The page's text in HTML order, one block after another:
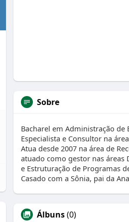
Sobre
Bacharel em Administração de
Especialista e Consultor na
Atua desde 2007 na área de
atuado como gestor nas áreas
e Estruturação de Programas
Casado com a Sônia, pai da
Álbuns(0)